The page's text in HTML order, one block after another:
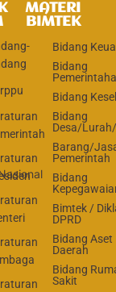
MATERI
BIMTEK
Bidang
Bidang
Bidang
Bidang
Desa/
Barang/
Pemerintah
Bidang
Bimtek /
DPRD
Bidang Aset
Daerah
Bidang
Sakit